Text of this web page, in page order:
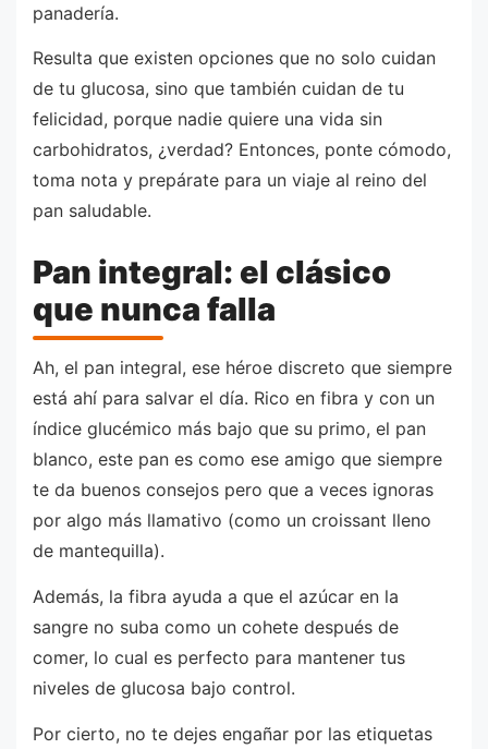
panadería.
Resulta que existen opciones que no solo cuidan
de tu glucosa, sino que también cuidan de tu
felicidad, porque nadie quiere una vida sin
carbohidratos, ¿verdad? Entonces, ponte cómodo,
toma nota y prepárate para un viaje al reino del
pan saludable.
Pan integral: el clásico
que nunca falla
Ah, el pan integral, ese héroe discreto que siempre
está ahí para salvar el día. Rico en fibra y con un
índice glucémico más bajo que su primo, el pan
blanco, este pan es como ese amigo que siempre
te da buenos consejos pero que a veces ignoras
por algo más llamativo (como un croissant lleno
de mantequilla).
Además, la fibra ayuda a que el azúcar en la
sangre no suba como un cohete después de
comer, lo cual es perfecto para mantener tus
niveles de glucosa bajo control.
Por cierto, no te dejes engañar por las etiquetas